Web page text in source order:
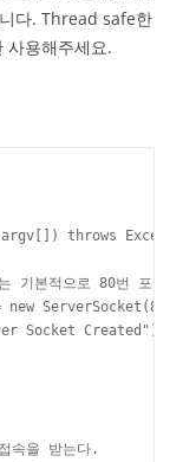
다. Thread safe한
사용해주세요.
throws
기본적으로 80번 포트
ServerSocket(80);
Socket Created");
속을 받는다.